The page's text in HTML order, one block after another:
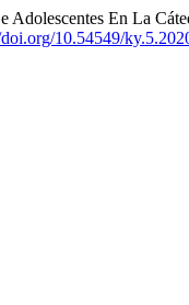
Adolescentes En La
10.54549/